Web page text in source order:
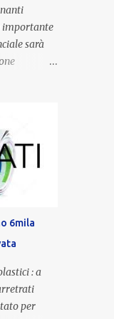
importante
sarà
anni
euro lordi
di
e
tutela e
in
della
integra
6mila
: a
per